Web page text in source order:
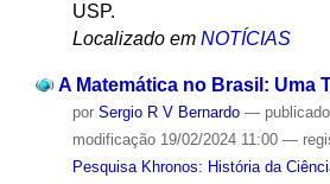
USP.
Localizado em NOTÍCIAS
A Matemática no Brasil: Uma
por Sergio R V Bernardo — publicado
modificação19/02/2024 11:00 —
Pesquisa Khronos: História da